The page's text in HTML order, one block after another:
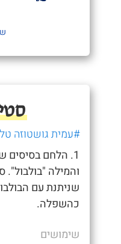
#עמית גושטוזה טל
1. הלחם בסיסים
והמילה "בולבול".
שניתנת עם
כהשפלה.
שימושים